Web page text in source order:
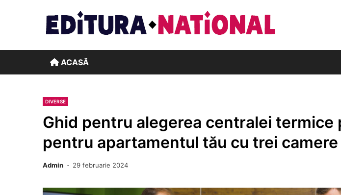
ACASĂ
DIVERSE
Ghid pentru alegerea centralei termice
pentru apartamentul tău cu trei camere
Admin 29 februarie 2024